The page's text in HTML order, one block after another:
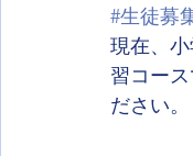
#生徒募
現在、
習コー
ださい。